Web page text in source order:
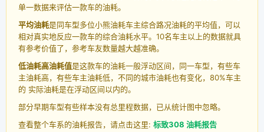
单一数据来评估一款车的油耗。
平均油耗是同车型多位小熊油耗车主综合路况油耗的平均值，可以
相对真实地反应一款车的综合油耗水平。10名车主以上的数据就具
有参考价值了，参考车友数量越大越准确。
低油耗高油耗值是这款车的油耗一般浮动区间，同一车型，有些车
主油耗高，有些车主油耗低，不同的城市油耗也有变化，80%车主
的 实际油耗是在浮动区间以内的。
部分早期车型有些样本没有总里程数据，已从统计图中忽略。
查看整个车系的油耗报告，请点击这里: 标致308 油耗报告